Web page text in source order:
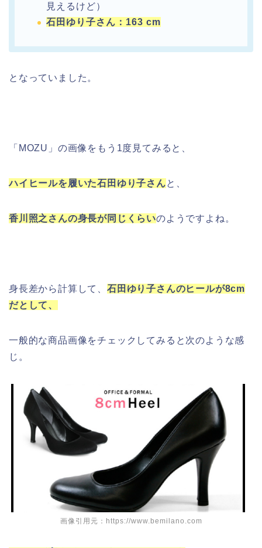
見えるけど）
石田ゆり子さん：163 cm
となっていました。
「MOZU」の画像をもう1度見てみると、
ハイヒールを履いた石田ゆり子さんと、
香川照之さんの身長が同じくらいのようですよね。
身長差から計算して、 石田ゆり子さんのヒールが8cm
だとして、
一般的な商品画像をチェックしてみると次のような感
じ。
画像引用元：https://www.bemilano.com